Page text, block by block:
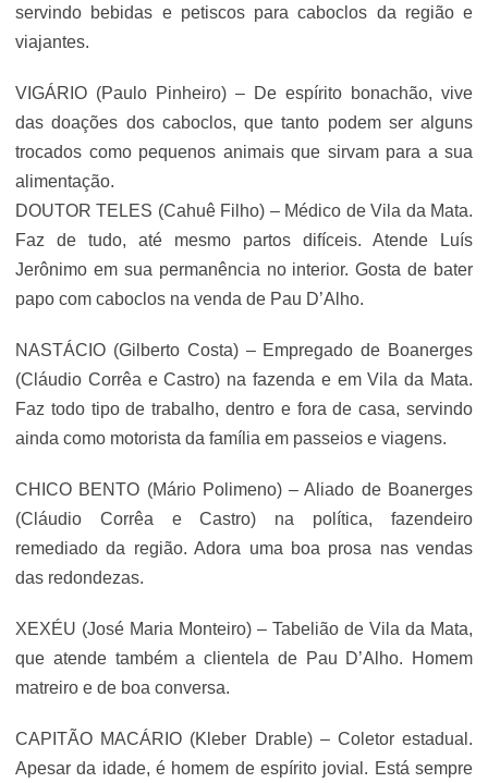
servindo bebidas e petiscos para caboclos da região e
viajantes.
VIGÁRIO (Paulo Pinheiro) – De espírito bonachão, vive
das doações dos caboclos, que tanto podem ser alguns
trocados como pequenos animais que sirvam para a sua
alimentação.
DOUTOR TELES (Cahuê Filho) – Médico de Vila da Mata.
Faz de tudo, até mesmo partos difíceis. Atende Luís
Jerônimo em sua permanência no interior. Gosta de bater
papo com caboclos na venda de Pau D’Alho.
NASTÁCIO (Gilberto Costa) – Empregado de Boanerges
(Cláudio Corrêa e Castro) na fazenda e em Vila da Mata.
Faz todo tipo de trabalho, dentro e fora de casa, servindo
ainda como motorista da família em passeios e viagens.
CHICO BENTO (Mário Polimeno) – Aliado de Boanerges
(Cláudio Corrêa e Castro) na política, fazendeiro
remediado da região. Adora uma boa prosa nas vendas
das redondezas.
XEXÉU (José Maria Monteiro) – Tabelião de Vila da Mata,
que atende também a clientela de Pau D’Alho. Homem
matreiro e de boa conversa.
CAPITÃO MACÁRIO (Kleber Drable) – Coletor estadual.
Apesar da idade, é homem de espírito jovial. Está sempre